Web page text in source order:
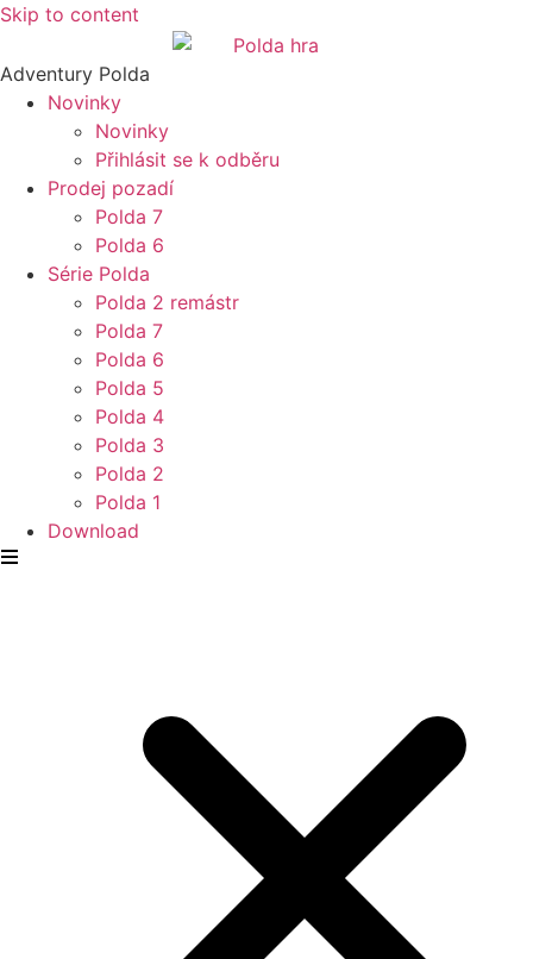
Skip to content
Adventury Polda
Novinky
Novinky
Přihlásit se k odběru
Prodej pozadí
Polda 7
Polda 6
Série Polda
Polda 2 remástr
Polda 7
Polda 6
Polda 5
Polda 4
Polda 3
Polda 2
Polda 1
Download